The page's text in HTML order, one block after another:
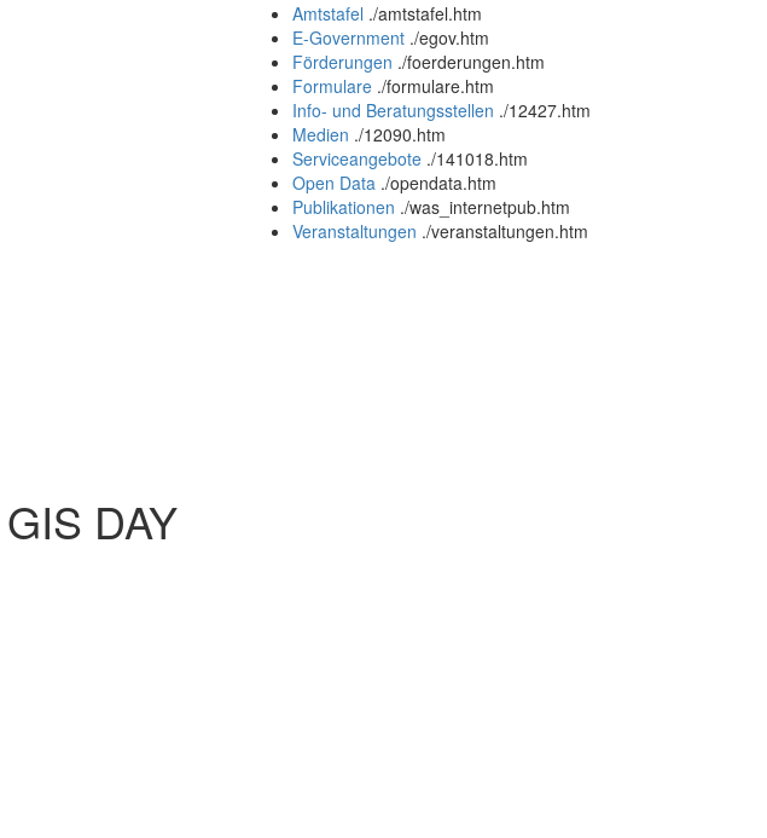
Amtstafel ./amtstafel.htm
E-Government ./egov.htm
Förderungen ./foerderungen.htm
Formulare ./formulare.htm
Info- und Beratungsstellen ./12427.htm
Medien ./12090.htm
Serviceangebote ./141018.htm
Open Data ./opendata.htm
Publikationen ./was_internetpub.htm
Veranstaltungen ./veranstaltungen.htm
DAY